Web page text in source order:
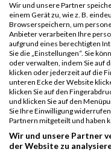
Wir und unsere Partner
einem Gerät zu, wie z. B.
Browserspeichern, um
Anbieter verarbeiten Ihre
aufgrund eines berechtigten
Sie die „Einstellungen“. Sie
oder verwalten, indem Sie auf
klicken oder jederzeit auf die
unteren Ecke der Website
klicken Sie auf den
und klicken Sie auf den
Sie Ihre Einwilligung
Partnern mitgeteilt und haben
Wir und unsere Partner
der Website zu